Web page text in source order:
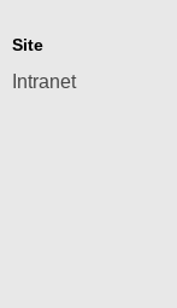
Site
Intranet